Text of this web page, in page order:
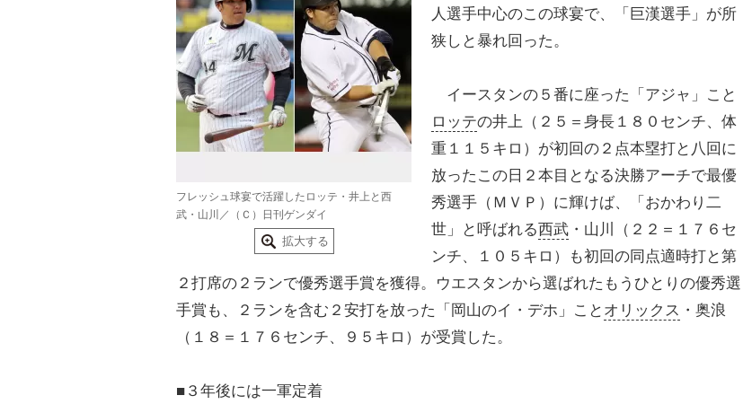
フレッシュ球宴で活躍したロッテ・井上と西
武・山川／（Ｃ）日刊ゲンダイ
拡大する
人選手中心のこの球宴で、「巨漢選手」が所
狭しと暴れ回った。
イースタンの５番に座った「アジャ」こと
ロッテの井上（２５＝身長１８０センチ、体
重１１５キロ）が初回の２点本塁打と八回に
放ったこの日２本目となる決勝アーチで最優
秀選手（ＭＶＰ）に輝けば、「おかわり二
世」と呼ばれる西武 ・山川（２２＝１７６セ
ンチ、１０５キロ）も初回の同点適時打と第
２打席の２ランで優秀選手賞を獲得。ウエスタンから選ばれたもうひとりの優秀選
手賞も、２ランを含む２安打を放った「岡山のイ・デホ」こと オリックス ・奥浪
（１８＝１７６センチ、９５キロ）が受賞した。
■３年後には一軍定着